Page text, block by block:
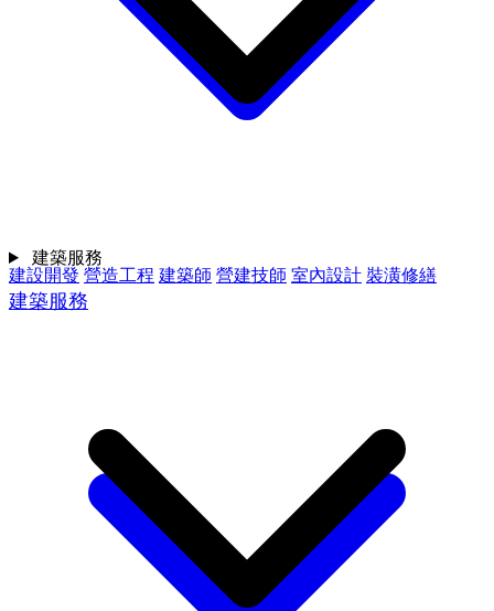
建設開發 營造工程 建築師 營建技師 室內設計 裝潢修繕
建築服務
建築服務